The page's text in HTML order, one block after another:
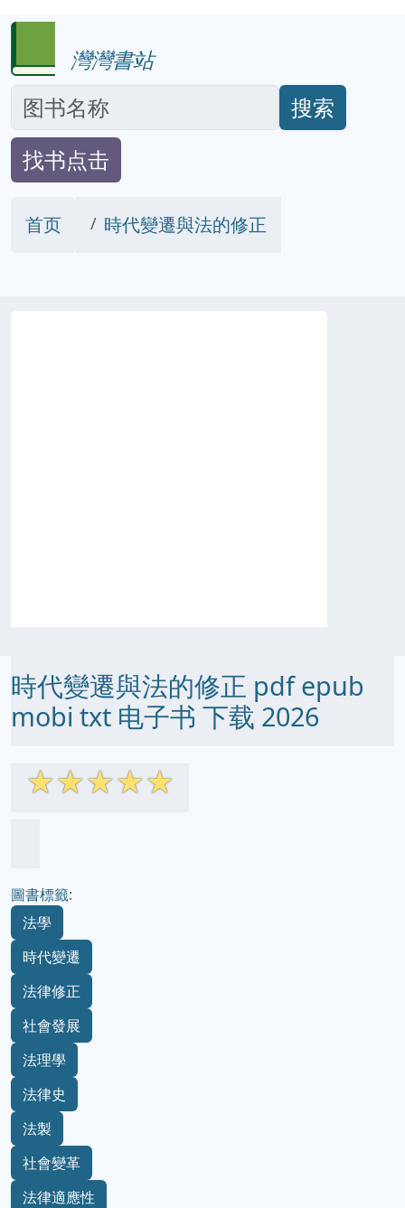
灣灣書站
搜索
找书点击
首页 時代變遷與法的修正
時代變遷與法的修正 pdf epub
mobi txt 电子书 下载 2026
☆☆☆☆☆
圖書標籤:
法學
時代變遷
法律修正
社會發展
法理學
法律史
法製
社會變革
法律適應性